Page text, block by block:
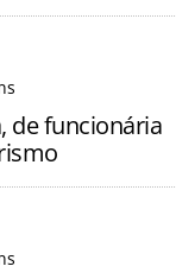
de funcionária